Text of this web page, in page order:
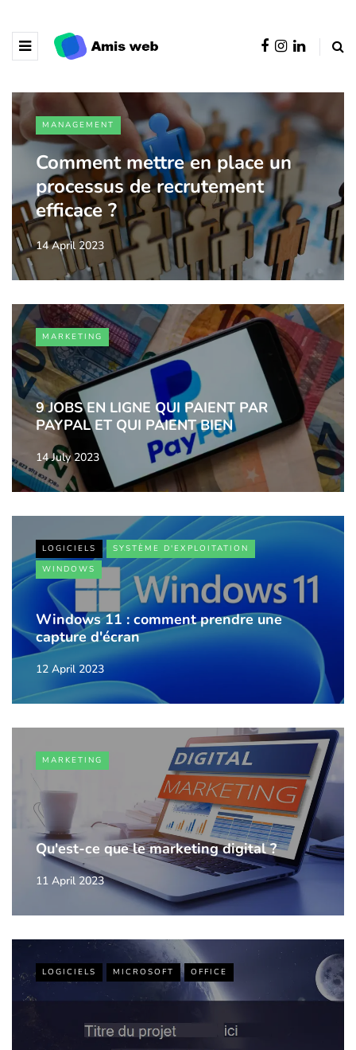
MANAGEMENT
Comment mettre en place un
processus de recrutement
efficace ?
14 April 2023
MARKETING
9 JOBS EN LIGNE QUI PAIENT PAR
PAYPAL ET QUI PAIENT BIEN
14 July 2023
LOGICIELS
SYSTÈME D'EXPLOITATION
WINDOWS
Windows 11 : comment prendre une
capture d'écran
12 April 2023
MARKETING
Qu'est-ce que le marketing digital ?
11 April 2023
LOGICIELS MICROSOFT OFFICE